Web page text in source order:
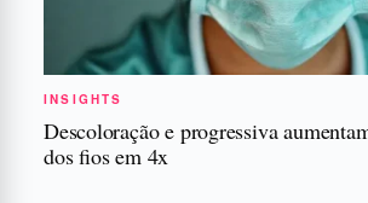
INSIGHTS
Descoloração e progressiva
dos fios em 4x